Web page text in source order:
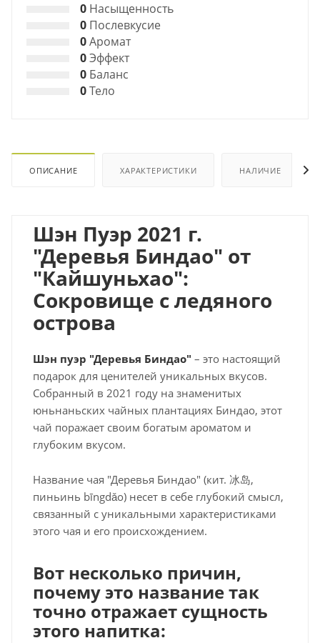
0 Насыщенность
0 Послевкусие
0Аромат
0Эффект
0 Баланс
0Тело
ОПИСАНИЕ ХАРАКТЕРИСТИКИ НАЛИЧИЕ
Шэн Пуэр 2021 г.
"Деревья Биндао" от
"Кайшуньхао":
Сокровище с ледяного
острова
Шэн пуэр "Деревья Биндао" – это настоящий
подарок для ценителей уникальных вкусов.
Собранный в 2021 году на знаменитых
юньнаньских чайных плантациях Биндао, этот
чай поражает своим богатым ароматом и
глубоким вкусом.
Название чая "Деревья Биндао" (кит. 冰岛,
пиньинь bīngdǎo) несет в себе глубокий смысл,
связанный с уникальными характеристиками
этого чая и его происхождением.
Вот несколько причин,
почему это название так
точно отражает сущность
этого напитка: